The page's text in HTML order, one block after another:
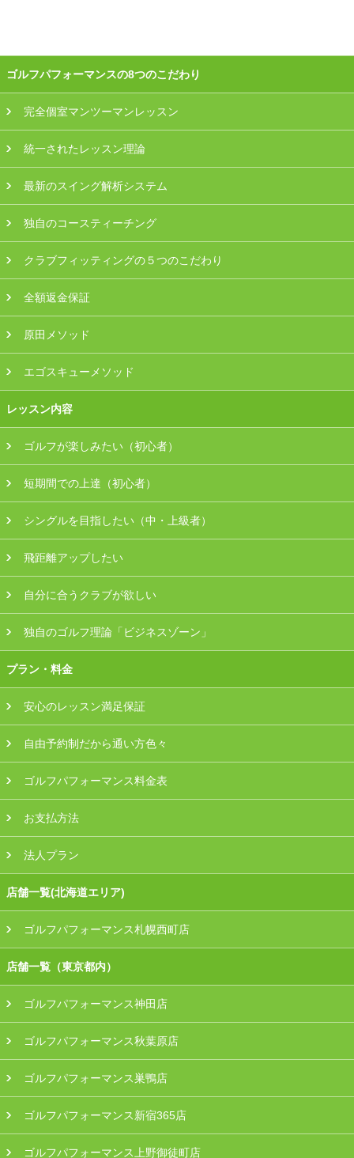
プラン・料金
店舗一覧
東京
関東（神奈川・埼玉・千葉）
中部（静岡・愛知）
関西（大阪・兵庫・滋賀）
受講生の声
採用情報
ゴルフパフォーマンスの8つのこだわり
完全個室マンツーマンレッスン
統一されたレッスン理論
最新のスイング解析システム
独自のコースティーチング
クラブフィッティングの５つのこだわり
全額返金保証
原田メソッド
エゴスキューメソッド
レッスン内容
ゴルフが楽しみたい（初心者）
短期間での上達（初心者）
シングルを目指したい（中・上級者）
飛距離アップしたい
自分に合うクラブが欲しい
独自のゴルフ理論「ビジネスゾーン」
プラン・料金
安心のレッスン満足保証
自由予約制だから通い方色々
ゴルフパフォーマンス料金表
お支払方法
法人プラン
店舗一覧(北海道エリア)
ゴルフパフォーマンス札幌西町店
店舗一覧（東京都内）
ゴルフパフォーマンス神田店
ゴルフパフォーマンス秋葉原店
ゴルフパフォーマンス巣鴨店
ゴルフパフォーマンス新宿365店
ゴルフパフォーマンス上野御徒町店